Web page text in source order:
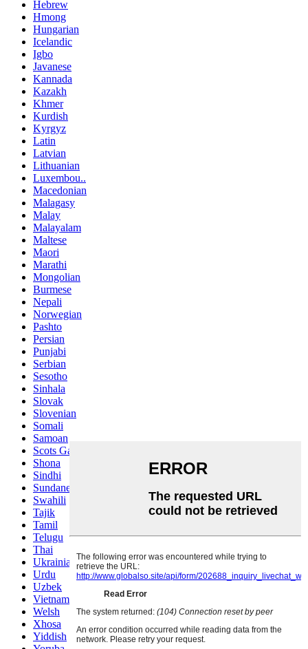
Hebrew
Hmong
Hungarian
Icelandic
Igbo
Javanese
Kannada
Kazakh
Khmer
Kurdish
Kyrgyz
Latin
Latvian
Lithuanian
Luxembou..
Macedonian
Malagasy
Malay
Malayalam
Maltese
Maori
Marathi
Mongolian
Burmese
Nepali
Norwegian
Pashto
Persian
Punjabi
Serbian
Sesotho
Sinhala
Slovak
Slovenian
Somali
Samoan
Scots Gaelic
Shona
Sindhi
Sundanese
Swahili
Tajik
Tamil
Telugu
Thai
Ukrainian
Urdu
Uzbek
Vietnamese
Welsh
Xhosa
Yiddish